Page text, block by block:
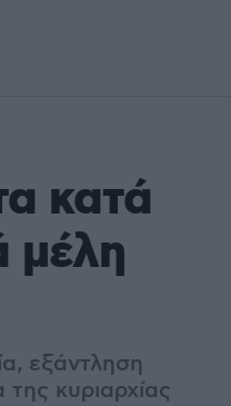
κατά
μέλη
εξάντληση
κυριαρχίας